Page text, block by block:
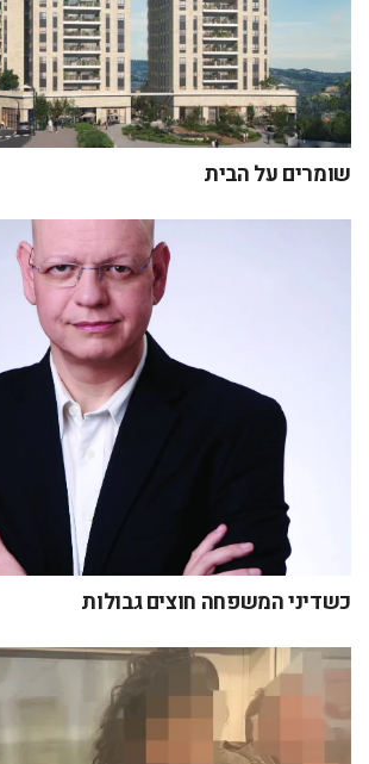
שומרים על הבית
כשדיני המשפחה חוצים גבולות